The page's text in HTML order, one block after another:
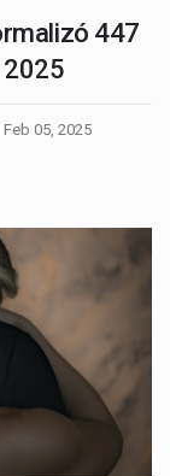
447
2025
Feb 05, 2025